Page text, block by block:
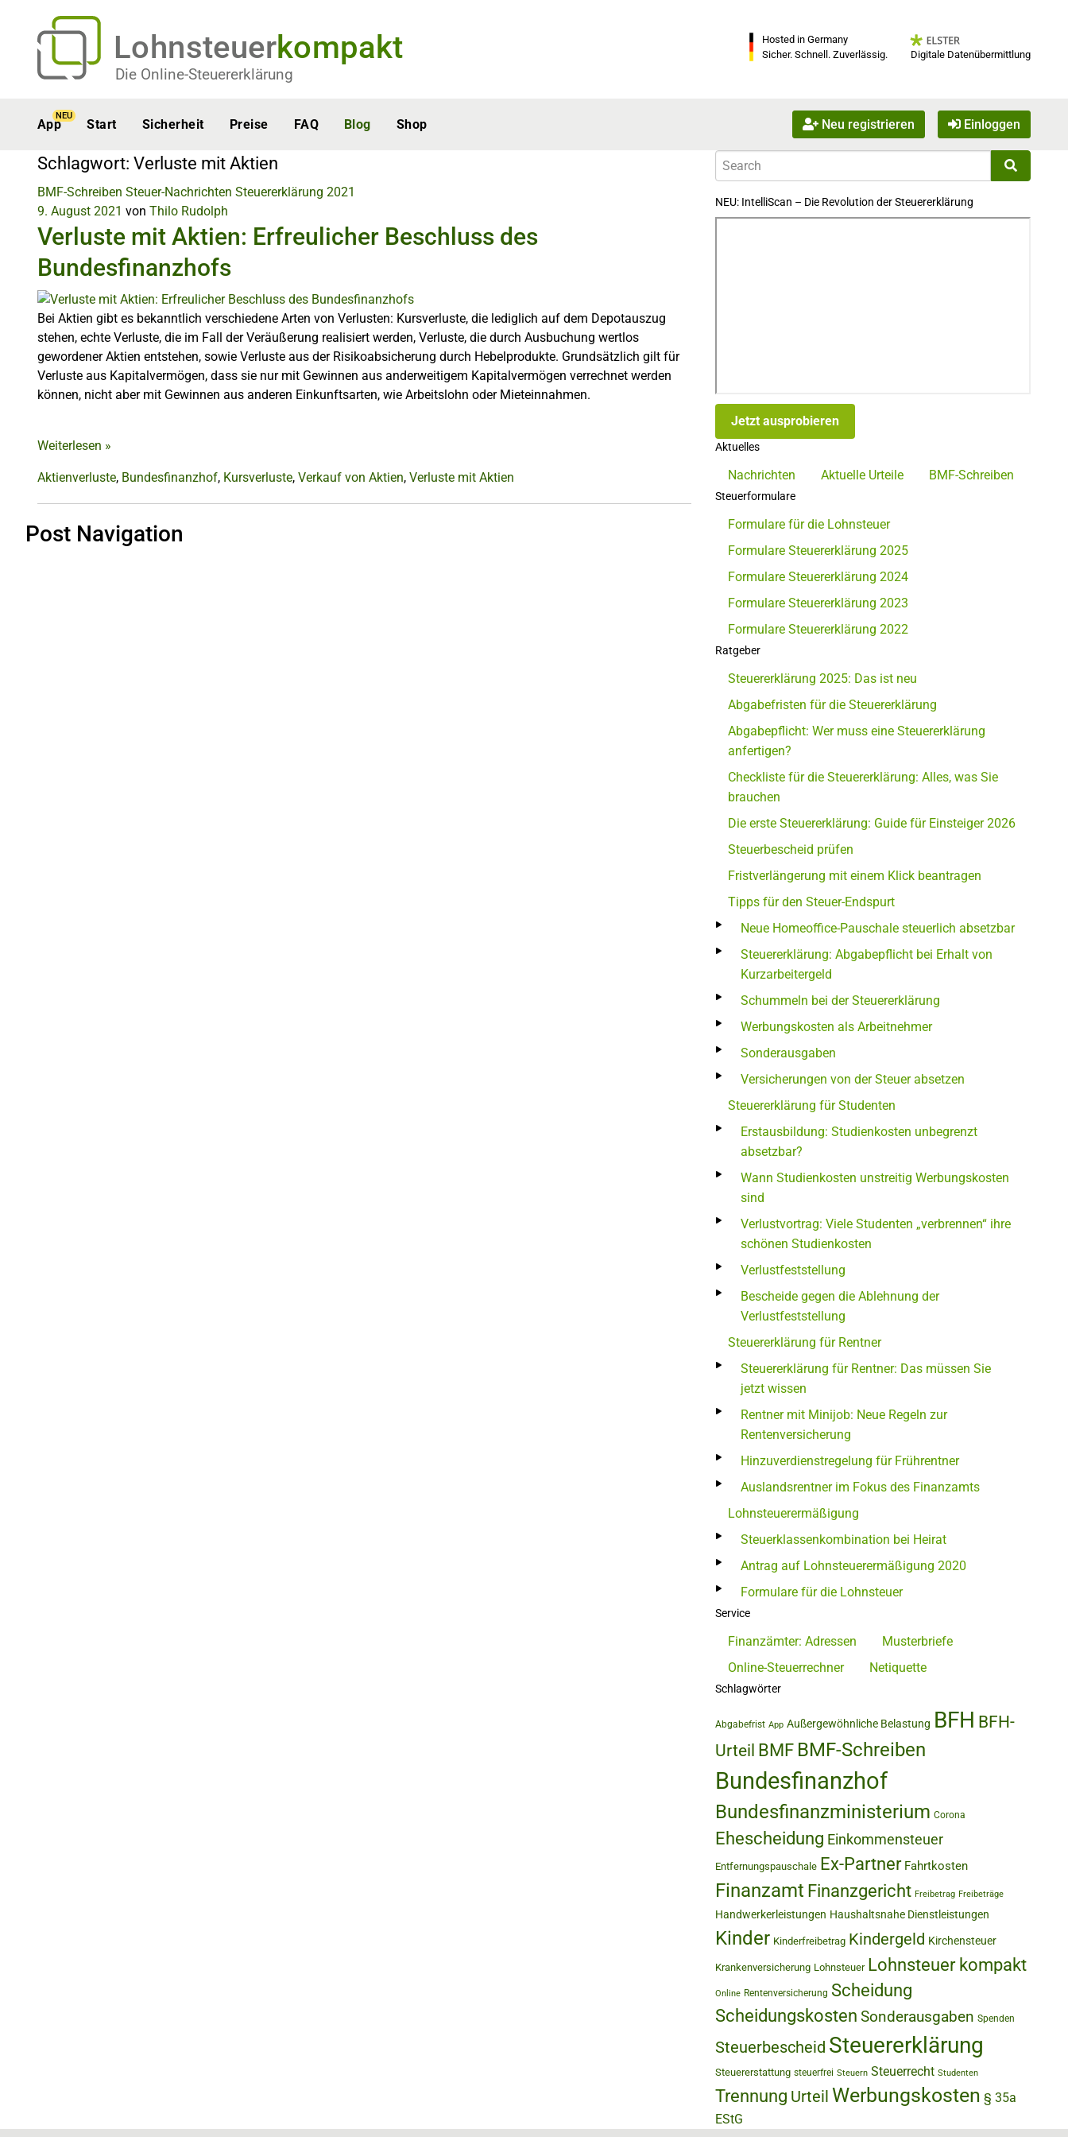
Lohnsteuerkompakt
Die Online-Steuererklärung
Hosted in Germany
Sicher. Schnell. Zuverlässig.
Digitale Datenübermittlung
App
NEU
Start Sicherheit Preise FAQ Blog Shop Neu registrieren Einloggen
Schlagwort: Verluste mit Aktien
BMF-Schreiben Steuer-Nachrichten Steuererklärung 2021
9. August 2021 von Thilo Rudolph
Verluste mit Aktien: Erfreulicher Beschluss des
Bundesfinanzhofs
Bei Aktien gibt es bekanntlich verschiedene Arten von Verlusten: Kursverluste, die lediglich auf dem Depotauszug
stehen, echte Verluste, die im Fall der Veräußerung realisiert werden, Verluste, die durch Ausbuchung wertlos
gewordener Aktien entstehen, sowie Verluste aus der Risikoabsicherung durch Hebelprodukte. Grundsätzlich gilt für
Verluste aus Kapitalvermögen, dass sie nur mit Gewinnen aus anderweitigem Kapitalvermögen verrechnet werden
können, nicht aber mit Gewinnen aus anderen Einkunftsarten, wie Arbeitslohn oder Mieteinnahmen.
Weiterlesen »
Aktienverluste, Bundesfinanzhof, Kursverluste, Verkauf von Aktien, Verluste mit Aktien
Post Navigation
NEU: IntelliScan – Die Revolution der Steuererklärung
Jetzt ausprobieren
Aktuelles
Nachrichten Aktuelle Urteile BMF-Schreiben
Steuerformulare
Formulare für die Lohnsteuer
Formulare Steuererklärung 2025
Formulare Steuererklärung 2024
Formulare Steuererklärung 2023
Formulare Steuererklärung 2022
Ratgeber
Steuererklärung 2025: Das ist neu
Abgabefristen für die Steuererklärung
Abgabepflicht: Wer muss eine Steuererklärung
anfertigen?
Checkliste für die Steuererklärung: Alles, was Sie
brauchen
Die erste Steuererklärung: Guide für Einsteiger 2026
Steuerbescheid prüfen
Fristverlängerung mit einem Klick beantragen
Tipps für den Steuer-Endspurt
Neue Homeoffice-Pauschale steuerlich absetzbar
Steuererklärung: Abgabepflicht bei Erhalt von
Kurzarbeitergeld
Schummeln bei der Steuererklärung
Werbungskosten als Arbeitnehmer
Sonderausgaben
Versicherungen von der Steuer absetzen
Steuererklärung für Studenten
Erstausbildung: Studienkosten unbegrenzt
absetzbar?
Wann Studienkosten unstreitig Werbungskosten
sind
Verlustvortrag: Viele Studenten „verbrennen“ ihre
schönen Studienkosten
Verlustfeststellung
Bescheide gegen die Ablehnung der
Verlustfeststellung
Steuererklärung für Rentner
Steuererklärung für Rentner: Das müssen Sie
jetzt wissen
Rentner mit Minijob: Neue Regeln zur
Rentenversicherung
Hinzuverdienstregelung für Frührentner
Auslandsrentner im Fokus des Finanzamts
Lohnsteuerermäßigung
Steuerklassenkombination bei Heirat
Antrag auf Lohnsteuerermäßigung 2020
Formulare für die Lohnsteuer
Service
Finanzämter: Adressen
Musterbriefe
Online-Steuerrechner
Netiquette
Schlagwörter
Abgabefrist App Außergewöhnliche Belastung BFH BFH-
Urteil BMF BMF-Schreiben
Bundesfinanzhof
Bundesfinanzministerium Corona
Ehescheidung Einkommensteuer
Entfernungspauschale Ex-Partner Fahrtkosten
Finanzamt Finanzgericht Freibetrag Freibeträge
Handwerkerleistungen Haushaltsnahe Dienstleistungen
Kinder Kinderfreibetrag Kindergeld Kirchensteuer
Krankenversicherung Lohnsteuer Lohnsteuer kompakt
Online Rentenversicherung Scheidung
Scheidungskosten Sonderausgaben Spenden
Steuerbescheid Steuererklärung
Steuererstattung steuerfrei Steuern Steuerrecht Studenten
Trennung Urteil Werbungskosten § 35a
EStG